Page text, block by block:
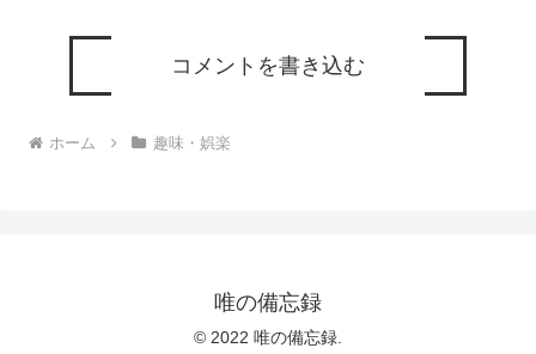
コメントを書き込む
ホーム 趣味・娯楽
唯の備忘録
© 2022 唯の備忘録.